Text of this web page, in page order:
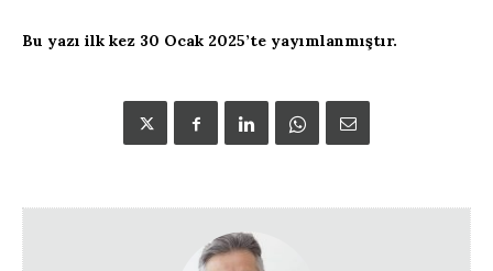
Bu yazı ilk kez 30 Ocak 2025’te yayımlanmıştır.